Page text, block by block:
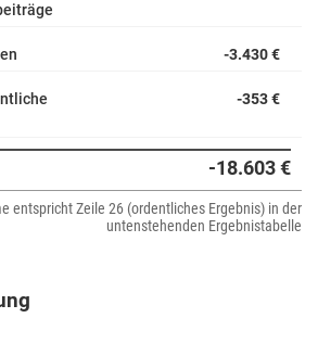
-3.430 €
-353 €
-18.603 €
entspricht Zeile 26 (ordentliches Ergebnis) in der
untenstehenden Ergebnistabelle